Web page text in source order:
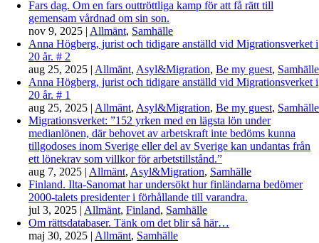
Fars dag. Om en fars outtröttliga kamp för att få rätt till
gemensam vårdnad om sin son.
nov 9, 2025 | Allmänt, Samhälle
Anna Högberg, jurist och tidigare anställd vid Migrationsverket i
20 år. # 2
aug 25, 2025 | Allmänt, Asyl&Migration, Be my guest, Samhälle
Anna Högberg, jurist och tidigare anställd vid Migrationsverket i
20 år. # 1
aug 25, 2025 | Allmänt, Asyl&Migration, Be my guest, Samhälle
Migrationsverket: ”152 yrken med en lägsta lön under
medianlönen, där behovet av arbetskraft inte bedöms kunna
tillgodoses inom Sverige eller del av Sverige kan undantas från
ett lönekrav som villkor för arbetstillstånd.”
aug 7, 2025 | Allmänt, Asyl&Migration, Samhälle
Finland. Ilta-Sanomat har undersökt hur finländarna bedömer
2000-talets presidenter i förhållande till varandra.
jul 3, 2025 | Allmänt, Finland, Samhälle
Om rättsdatabaser. Tänk om det blir så här…
maj 30, 2025 | Allmänt, Samhälle